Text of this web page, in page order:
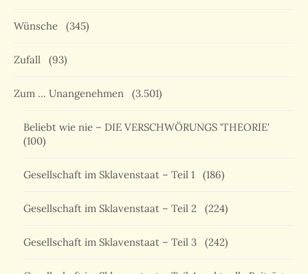
Wünsche (345)
Zufall (93)
Zum … Unangenehmen (3.501)
Beliebt wie nie – DIE VERSCHWÖRUNGS 'THEORIE'
(100)
Gesellschaft im Sklavenstaat – Teil 1 (186)
Gesellschaft im Sklavenstaat – Teil 2 (224)
Gesellschaft im Sklavenstaat – Teil 3 (242)